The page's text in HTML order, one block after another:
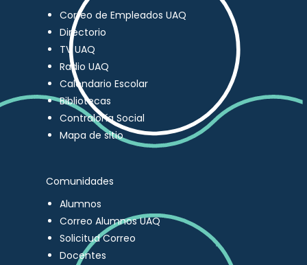
Correo de Empleados UAQ
Directorio
TV UAQ
Radio UAQ
Calendario Escolar
Bibliotecas
Contraloría Social
Mapa de sitio
Comunidades
Alumnos
Correo Alumnos UAQ
Solicitud Correo
Docentes